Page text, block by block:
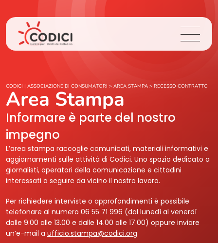
Chi Siamo
Cosa Facciamo
Area Stampa
Contatti
Login
CODICI | ASSOCIAZIONE DI CONSUMATORI > AREA STAMPA > RECESSO CONTRATTO
Area Stampa
Informare è parte del nostro
impegno
L’area stampa raccoglie comunicati, materiali informativi e
aggiornamenti sulle attività di Codici. Uno spazio dedicato a
giornalisti, operatori della comunicazione e cittadini
interessati a seguire da vicino il nostro lavoro.
Per richiedere interviste o approfondimenti è possibile
telefonare al numero 06 55 71 996 (dal lunedì al venerdì
dalle 9.00 alle 13.00 e dalle 14.00 alle 17.00) oppure inviare
un’e-mail a ufficio.stampa@codici.org